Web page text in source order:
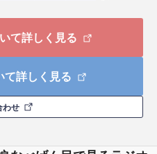
て詳しく見る
て詳しく見る
わせ